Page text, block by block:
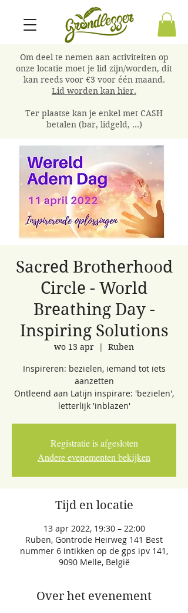
Om deel te nemen aan activiteiten op
onze locatie moet je lid zijn/worden, dit
kan reeds voor €3 voor één maand.
Lid worden kan hier.
Ter plaatse kan je enkel met CASH
betalen (bar, lidgeld, ...)
Sacred Brotherhood
Circle - World
Breathing Day -
Inspiring Solutions
wo 13 apr
  |
Ruben
Inspireren: bezielen, iemand tot iets
aanzetten
Ontleend aan Latijn inspirare: 'bezielen',
letterlijk 'inblazen'
Registratie is afgesloten
Andere evenementen bekijken
Tijd en locatie
13 apr 2022, 19:30 – 22:00
Ruben, Gontrode Heirweg 141 Best
nummer 6 intikken op de gps ipv 141,
9090 Melle, België
Over het evenement